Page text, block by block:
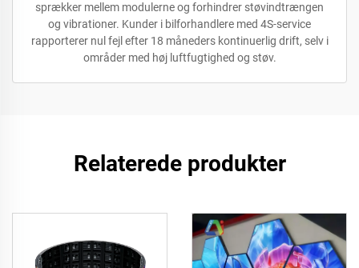
sprækker mellem modulerne og forhindrer støvindtrængen
og vibrationer. Kunder i bilforhandlere med 4S-service
rapporterer nul fejl efter 18 måneders kontinuerlig drift, selv i
områder med høj luftfugtighed og støv.
Relaterede produkter